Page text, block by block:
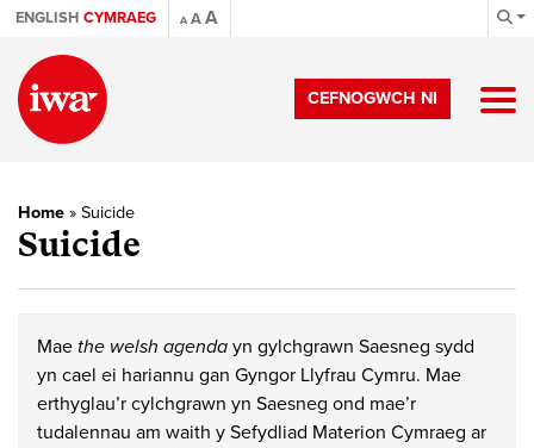
ENGLISH CYMRAEG A AA
CEFNOGWCH NI
Home » Suicide
Suicide
Mae the welsh agenda yn gylchgrawn Saesneg sydd
yn cael ei hariannu gan Gyngor Llyfrau Cymru. Mae
erthyglau’r cylchgrawn yn Saesneg ond mae’r
tudalennau am waith y Sefydliad Materion Cymraeg ar